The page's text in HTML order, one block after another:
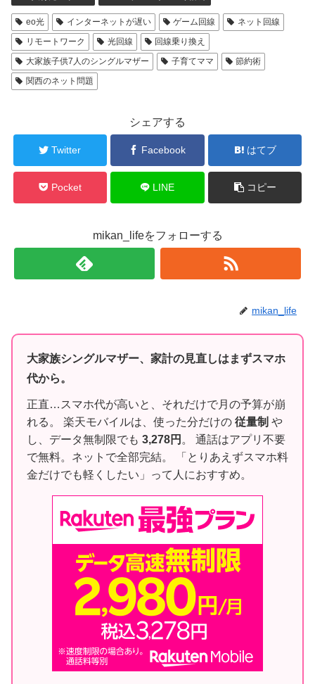
eo光 インターネットが遅い ゲーム回線
ネット回線
リモートワーク
光回線
回線乗り換え
大家族子供7人のシングルマザー
子育てママ
節約術
関西のネット問題
シェアする
Twitter Facebook はてブ
Pocket LINE コピー
mikan_lifeをフォローする
mikan_life
大家族シングルマザー、家計の見直しはまずスマホ
代から。
正直…スマホ代が高いと、それだけで月の予算が崩
れる。 楽天モバイルは、使った分だけの 従量制 や
し、データ無制限でも 3,278円 。 通話はアプリ不要
で無料。ネットで全部完結。 「とりあえずスマホ料
金だけでも軽くしたい」って人におすすめ。